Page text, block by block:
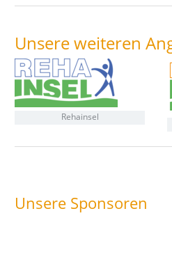
Unsere weiteren
Rehainsel
Unsere Sponsoren